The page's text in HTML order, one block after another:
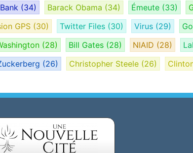
(34) Barack Obama (34) Émeute (33)
GPS (30) Twitter Files (30) Virus (29)
(28) Bill Gates (28) NIAID (28)
(26) Christopher Steele (26)